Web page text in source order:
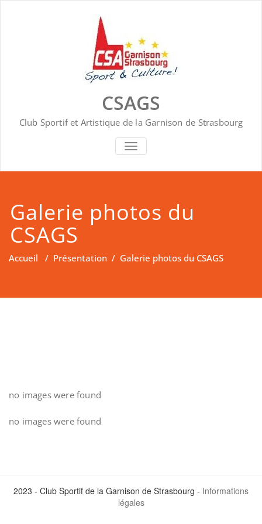
CSAGS
Club Sportif et Artistique de la Garnison de Strasbourg
AFFICHER/MASQUER LA
Galerie photos du
CSAGS
Accueil / Présentation / Galerie photos du CSAGS
no images were found
no images were found
2023 - Club Sportif de la Garnison de Strasbourg - Informations
légales